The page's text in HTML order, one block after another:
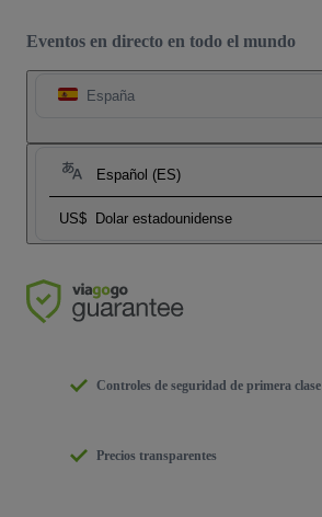
Eventos en directo en todo el mundo
España
Español (ES)
US$ Dolar estadounidense
Controles de seguridad de primera clase
Precios transparentes